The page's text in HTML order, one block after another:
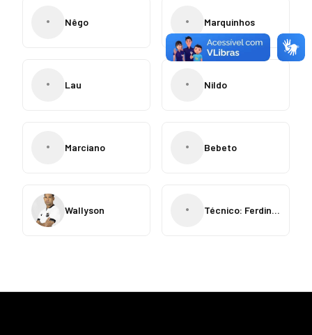
• Nêgo • Marquinhos
• Lau • Nildo
• Marciano • Bebeto
Wallyson • Técnico: Ferdinando Teixeira